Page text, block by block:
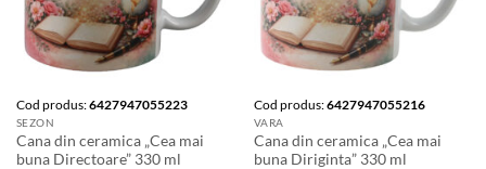
Cod produs:6427947055223
SEZON
Cana din ceramica „Cea mai
buna Directoare” 330 ml
Cod produs:6427947055216
VARA
Cana din ceramica „Cea mai
buna Diriginta” 330 ml